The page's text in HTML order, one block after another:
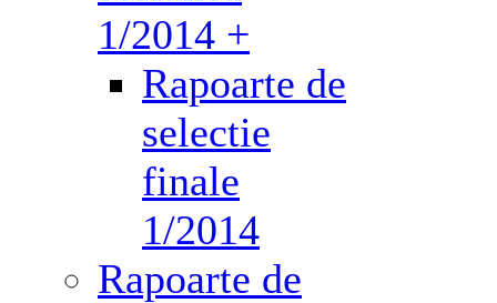
1/2014 +
Rapoarte de
selectie
finale
1/2014
Rapoarte de